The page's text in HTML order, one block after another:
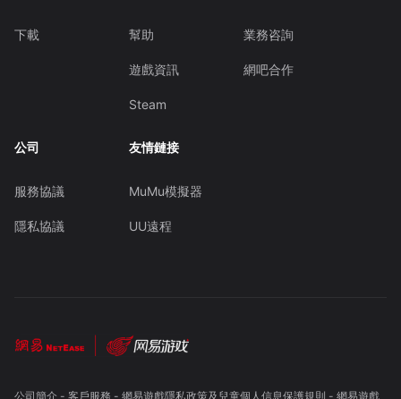
下載 幫助
遊戲資訊
Steam
業務咨詢
網吧合作
公司
服務協議
隱私協議
友情鏈接
MuMu模擬器
UU遠程
公司簡介- 客戶服務 - 網易遊戲隱私政策及兒童個人信息保護規則 - 網易遊戲